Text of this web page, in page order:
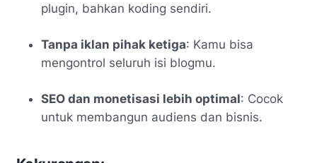
plugin, bahkan koding sendiri.
Tanpa iklan pihak ketiga: Kamu bisa
mengontrol seluruh isi blogmu.
SEO dan monetisasi lebih optimal: Cocok
untuk membangun audiens dan bisnis.